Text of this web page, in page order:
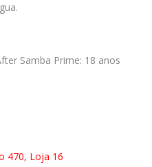
Samba Prime: 18 anos
470, Loja 16